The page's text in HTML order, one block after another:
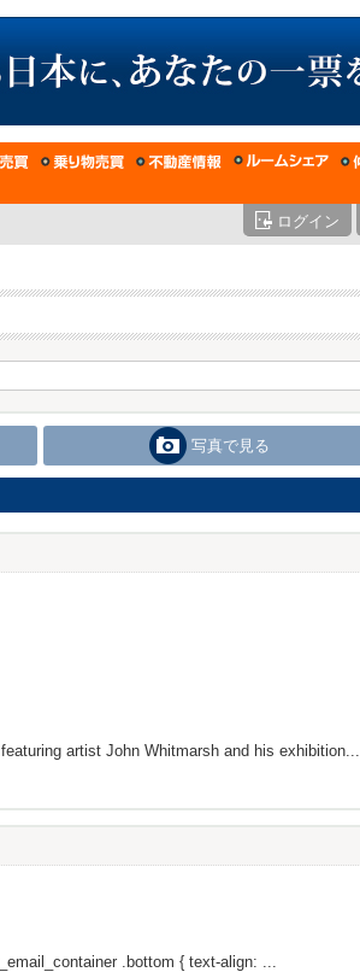
ログイン
写真で見る
artist John Whitmarsh and his exhibition...
.bottom { text-align: ...